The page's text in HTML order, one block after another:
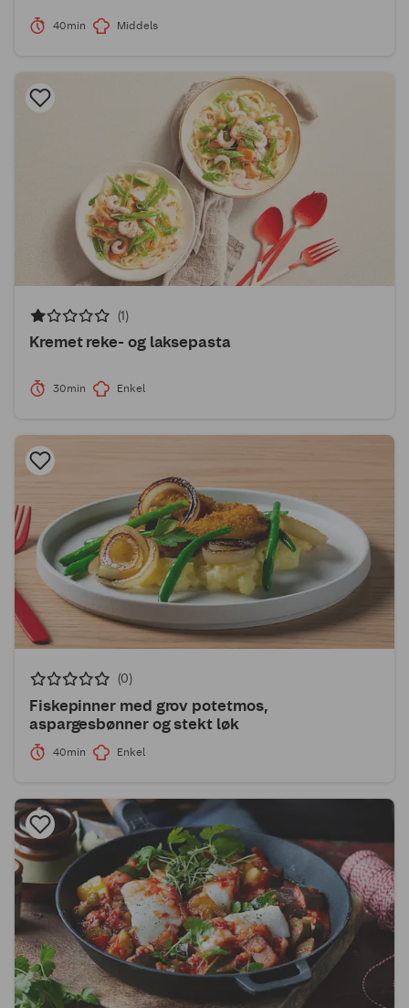
40min Middels
(1)
Kremet reke- og laksepasta
30min Enkel
(0)
Fiskepinner med grov potetmos,
aspargesbønner og stekt løk
40min Enkel